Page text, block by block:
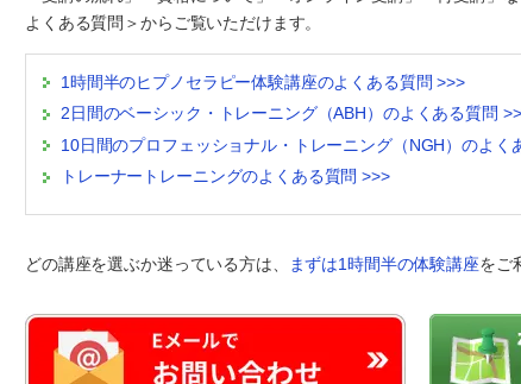
よくある質問＞からご覧いただけます。
1時間半のヒプノセラピー体験講座のよくある質問 >>>
2日間のベーシック・トレーニング（ABH）のよくある質問
10日間のプロフェッショナル・トレーニング（NGH）のよく
トレーナートレーニングのよくある質問 >>>
どの講座を選ぶか迷っている方は、 まずは1時間半の体験講座をご